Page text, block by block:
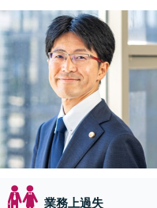
業務上過失